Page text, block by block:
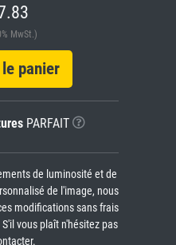
MwSt.)
panier
PARFAIT
de luminosité et de
de l'image, nous
modifications sans frais
vous plaît n'hésitez pas